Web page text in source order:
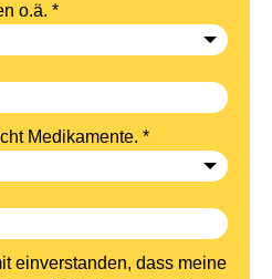
o.ä. *
Medikamente. *
einverstanden, dass meine